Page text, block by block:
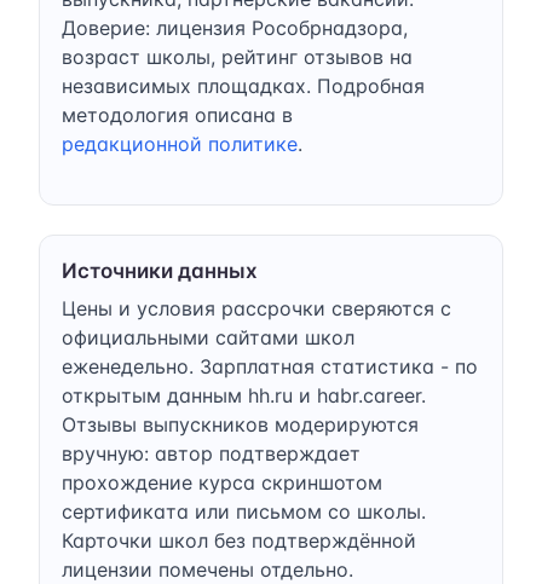
Доверие: лицензия Рособрнадзора,
возраст школы, рейтинг отзывов на
независимых площадках. Подробная
методология описана в
редакционной политике.
Источники данных
Цены и условия рассрочки сверяются с
официальными сайтами школ
еженедельно. Зарплатная статистика - по
открытым данным hh.ru и habr.career.
Отзывы выпускников модерируются
вручную: автор подтверждает
прохождение курса скриншотом
сертификата или письмом со школы.
Карточки школ без подтверждённой
лицензии помечены отдельно.